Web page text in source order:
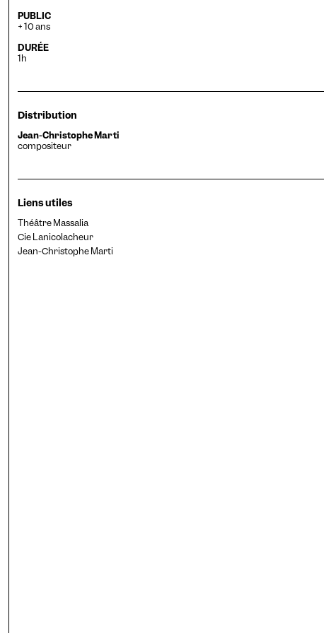
PUBLIC
+ 10 ans
DURÉE
1h
Distribution
Jean-Christophe Marti
compositeur
Liens utiles
Théâtre Massalia
Cie Lanicolacheur
Jean-Christophe Marti